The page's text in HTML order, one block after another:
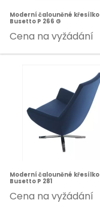
Moderní čalouněné křesílko
Busetto P 266 G
Cena na vyžádání
Moderní čalouněné křesílko
Busetto P 281
Cena na vyžádání